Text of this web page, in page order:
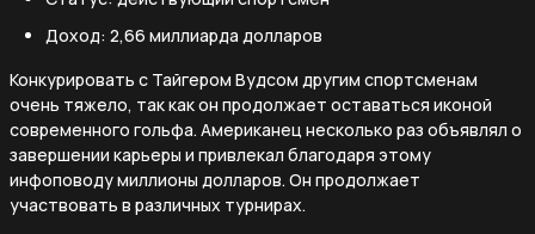
Доход: 2,66 миллиарда долларов
Конкурировать с Тайгером Вудсом другим спортсменам
очень тяжело, так как он продолжает оставаться иконой
современного гольфа. Американец несколько раз объявлял о
завершении карьеры и привлекал благодаря этому
инфоповоду миллионы долларов. Он продолжает
участвовать в различных турнирах.